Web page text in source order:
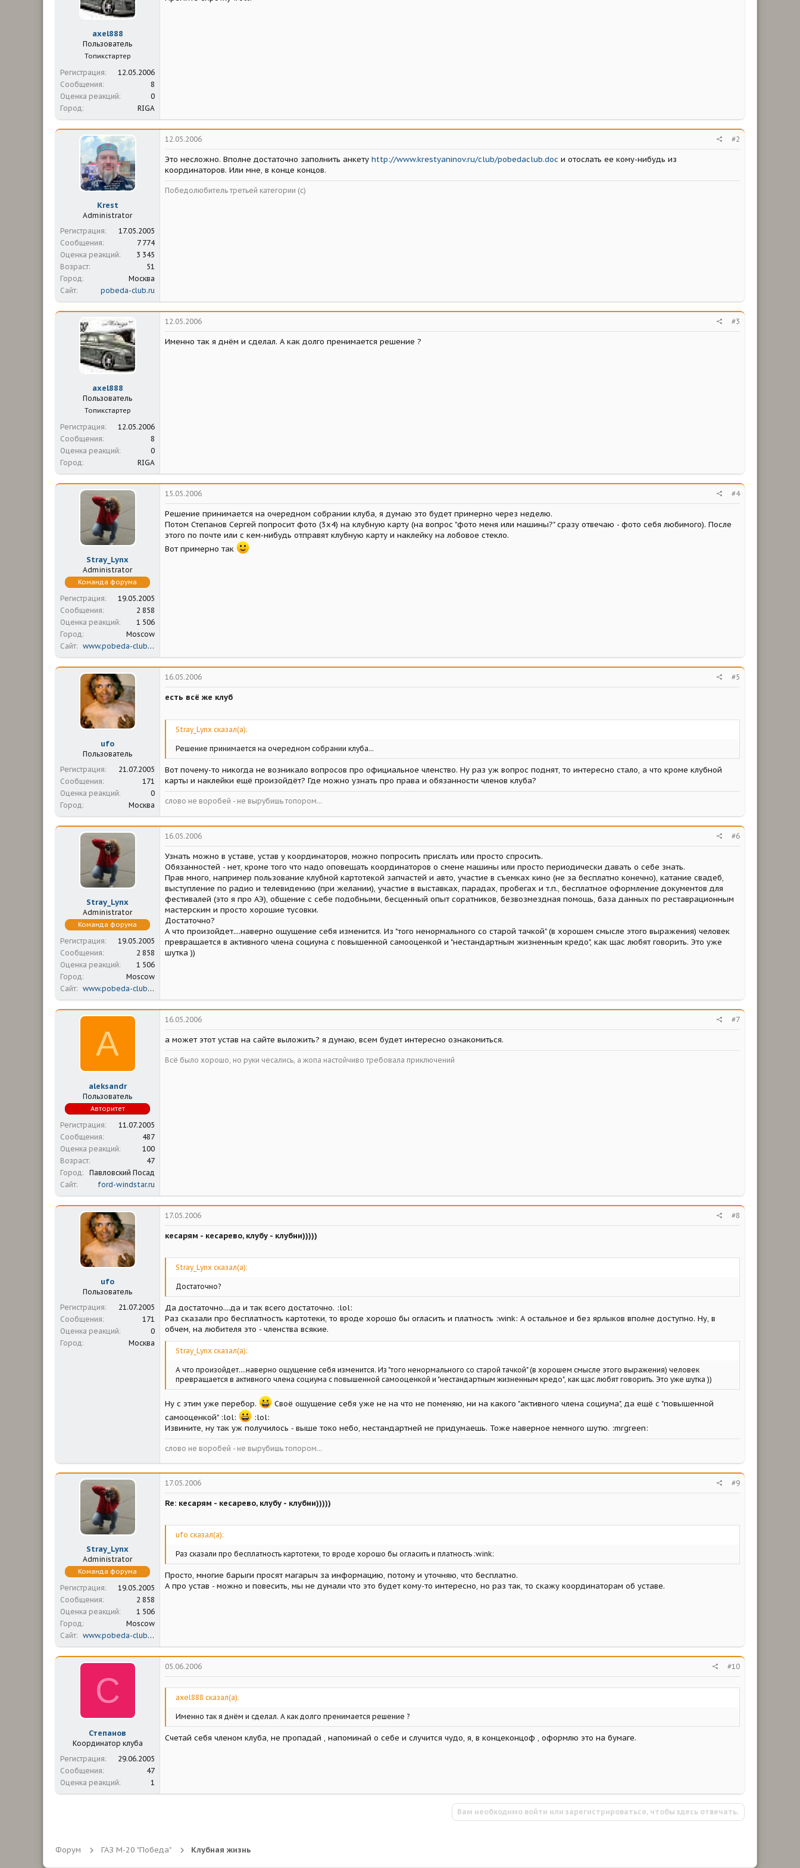
а
л
axel888
Пользователь
Топикстартер
Регистрация
12.05.2006
Сообщения
8
Оценка реакций
0
Город
RIGA
Krest
Administrator
Регистрация
17.05.2005
Сообщения
7 774
Оценка реакций
3 345
Возраст
51
Город
Москва
Сайт
pobeda-club.ru
12.05.2006 #2
Это несложно. Вполне достаточно заполнить анкету http://www.krestyaninov.ru/club/pobedaclub.doc и отослать ее кому-нибудь из
координаторов. Или мне, в конце концов.
Победолюбитель третьей категории (с)
axel888
Пользователь
Топикстартер
Регистрация
12.05.2006
Сообщения
8
Оценка реакций
0
Город
RIGA
12.05.2006 #3
Именно так я днём и сделал. А как долго пренимается решение ?
Stray_Lynx
Administrator
Команда форума
Регистрация
19.05.2005
Сообщения
2 858
Оценка реакций
1 506
Город
Moscow
Сайт
www.pobeda-club.ru
15.05.2006 #4
Решение принимается на очередном собрании клуба, я думаю это будет примерно через неделю.
Потом Степанов Сергей попросит фото (3х4) на клубную карту (на вопрос "фото меня или машины?" сразу отвечаю - фото себя любимого). После
этого по почте или с кем-нибудь отправят клубную карту и наклейку на лобовое стекло.
Вот примерно так
ufo
Пользователь
Регистрация
21.07.2005
Сообщения
171
Оценка реакций
0
Город
Москва
16.05.2006 #5
есть всё же клуб
Stray_Lynx сказал(а):
Решение принимается на очередном собрании клуба...
Вот почему-то никогда не возникало вопросов про официальное членство. Ну раз уж вопрос поднят, то интересно стало, а что кроме клубной
карты и наклейки ещё произойдёт? Где можно узнать про права и обязанности членов клуба?
слово не воробей - не вырубишь топором...
Stray_Lynx
Administrator
Команда форума
Регистрация
19.05.2005
Сообщения
2 858
Оценка реакций
1 506
Город
Moscow
Сайт
www.pobeda-club.ru
16.05.2006 #6
Узнать можно в уставе, устав у координаторов, можно попросить прислать или просто спросить.
Обязанностей - нет, кроме того что надо оповещать координаторов о смене машины или просто периодически давать о себе знать.
Прав много, например пользование клубной картотекой запчастей и авто, участие в съемках кино (не за бесплатно конечно), катание свадеб,
выступление по радио и телевидению (при желании), участие в выставках, парадах, пробегах и т.п., бесплатное оформление документов для
фестивалей (это я про АЭ), общение с себе подобными, бесценный опыт соратников, безвозмездная помощь, база данных по реставрационным
мастерским и просто хорошие тусовки.
Достаточно?
А что произойдет....наверно ощущение себя изменится. Из "того ненормального со старой тачкой" (в хорошем смысле этого выражения) человек
превращается в активного члена социума с повышенной самооценкой и "нестандартным жизненным кредо", как щас любят говорить. Это уже
шутка ))
A
aleksandr
Пользователь
Авторитет
Регистрация
11.07.2005
Сообщения
487
Оценка реакций
100
Возраст
47
Город
Павловский Посад
Сайт
ford-windstar.ru
16.05.2006 #7
а может этот устав на сайте выложить? я думаю, всем будет интересно ознакомиться.
Всё было хорошо, но руки чесались, а жопа настойчиво требовала приключений
ufo
Пользователь
Регистрация
21.07.2005
Сообщения
171
Оценка реакций
0
Город
Москва
17.05.2006 #8
кесарям - кесарево, клубу - клубни)))))
Stray_Lynx сказал(а):
Достаточно?
Да достаточно....да и так всего достаточно. :lol:
Раз сказали про бесплатность картотеки, то вроде хорошо бы огласить и платность :wink: А остальное и без ярлыков вполне доступно. Ну, в
обчем, на любителя это - членства всякие.
Stray_Lynx сказал(а):
А что произойдет....наверно ощущение себя изменится. Из "того ненормального со старой тачкой" (в хорошем смысле этого выражения) человек
превращается в активного члена социума с повышенной самооценкой и "нестандартным жизненным кредо", как щас любят говорить. Это уже шутка ))
Ну с этим уже перебор.
Своё ощущение себя уже не на что не поменяю, ни на какого "активного члена социума", да ещё с "повышенной
самооценкой" :lol:
:lol:
Извините, ну так уж получилось - выше токо небо, нестандартней не придумаешь. Тоже наверное немного шутю. :mrgreen:
слово не воробей - не вырубишь топором...
Stray_Lynx
Administrator
Команда форума
Регистрация
19.05.2005
Сообщения
2 858
Оценка реакций
1 506
Город
Moscow
Сайт
www.pobeda-club.ru
17.05.2006 #9
Re: кесарям - кесарево, клубу - клубни)))))
ufo сказал(а):
Раз сказали про бесплатность картотеки, то вроде хорошо бы огласить и платность :wink:
Просто, многие барыги просят магарыч за информацию, потому и уточняю, что бесплатно.
А про устав - можно и повесить, мы не думали что это будет кому-то интересно, но раз так, то скажу координаторам об уставе.
С
Степанов
Координатор клуба
Регистрация
29.06.2005
Сообщения
47
Оценка реакций
1
05.06.2006 #10
axel888 сказал(а):
Именно так я днём и сделал. А как долго пренимается решение ?
Счетай себя членом клуба, не пропадай , напоминай о себе и случится чудо, я, в концеконцоф , оформлю это на бумаге.
Вам необходимо войти или зарегистрироваться, чтобы здесь отвечать.
Форум ГАЗ М-20 "Победа" Клубная жизнь